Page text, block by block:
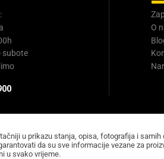
subote
O
u prikazu stanja, opisa, fotografija i samih
da su sve informacije vezane za
u svako vrijeme.